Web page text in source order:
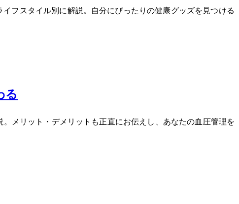
ライフスタイル別に解説。自分にぴったりの健康グッズを見つける
る
解説。メリット・デメリットも正直にお伝えし、あなたの血圧管理を